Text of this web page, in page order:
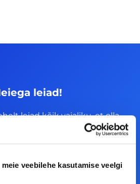
veebilehe kasutamise veelgi
leiad!
leiad kõik vajaliku, et olla
uudistega. Kui sul on
teemade osas või soovid